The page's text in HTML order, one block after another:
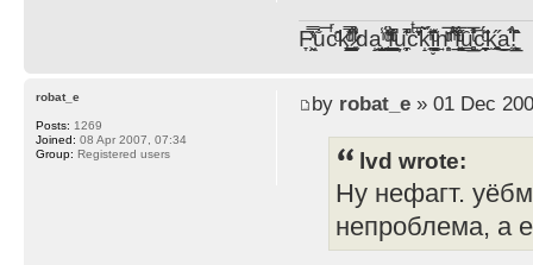
F̞͖̭̿̔ͯu̐̅cͬ̑ͩk̨̤̳͇̮̭̪̠̽̿̓̆ͭͩ ̷̩̰͎̩͓̘̾̀ͬ̊ͭ͛ͅda̝̺͙̬͎̝̾͟ ̰̜̝̯͉̯̖̓̎́ͨ̽ͫ͟f̟͇̭̀ͬͨͭ̐̚u̹̼̹̗̞͑̔͂͐̚cͭ̅̊̆̒̆ǩ̝̩̯́ͥ̔̍̑ḭ͓͍̳̬ͦ̽͂n͍͎͈̈̅ͩͬ ̊ͫ̂̾̑̈́f̲͚͉͓͗̋́ͧͦ̅ȗ͇̲̻͈̲̅̎͗͒ͭ͡c̬̟̠̹̯̈́ͩ͘ͅk̫̠̻̋͜a̲͒̾̇!͙͕̺͉̗̩̲̂̏̄̀
by robat_e» 01 Dec
lvd wrote:
Ну нефагт.
непроблема, а
robat_e
Posts: 1269
Joined: 08 Apr 2007, 07:34
Group: Registered users